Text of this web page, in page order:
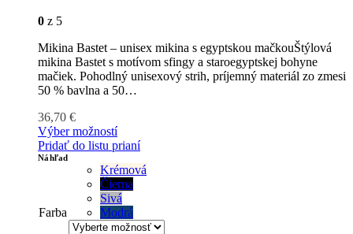
0 z 5
Mikina Bastet – unisex mikina s egyptskou mačkouŠtýlová
mikina Bastet s motívom sfingy a staroegyptskej bohyne
mačiek. Pohodlný unisexový strih, príjemný materiál zo zmesi
50 % bavlna a 50…
36,70 €
Výber možností
Pridať do listu prianí
Náhľad
Farba
Krémová
Čierna
Sivá
Modrá